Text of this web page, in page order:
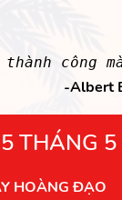
công
-Albert
THÁNG
HOÀNG ĐẠO